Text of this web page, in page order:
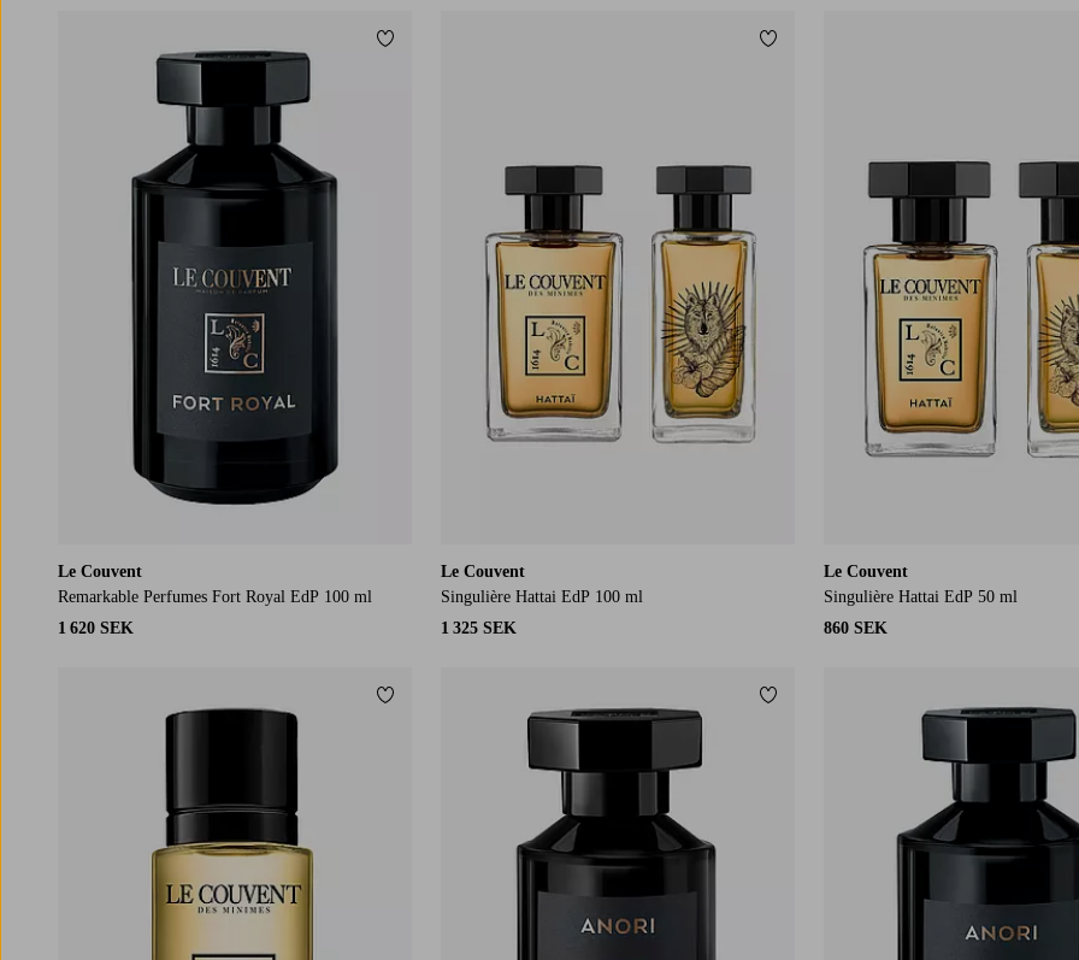
Le Couvent
Remarkable Perfumes Fort Royal EdP 100 ml
1 620 SEK
Lägg till i favoriter
Le Couvent
Singulière Hattai EdP 100 ml
1 325 SEK
Lägg till i favoriter
Le Couvent
Singulière Hattai EdP 50 ml
860 SEK
Lägg till i favoriter Lägg till i favoriter